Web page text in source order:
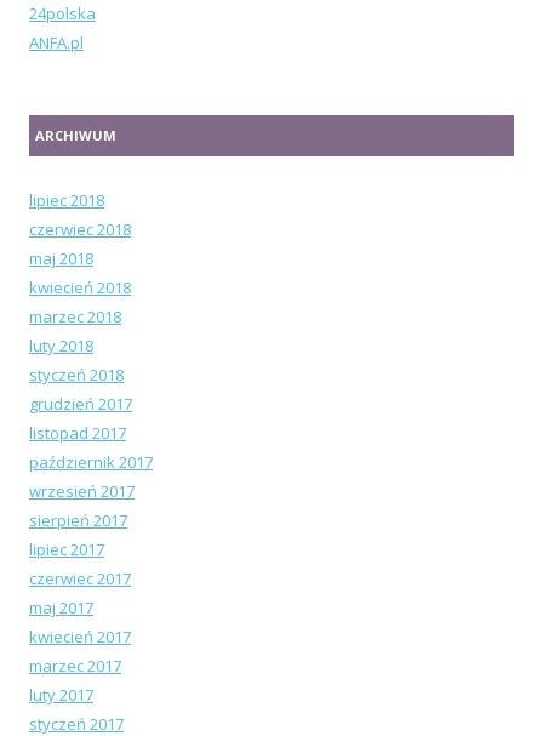
24polska
ANFA.pl
ARCHIWUM
lipiec 2018
czerwiec 2018
maj 2018
kwiecień 2018
marzec 2018
luty 2018
styczeń 2018
grudzień 2017
listopad 2017
październik 2017
wrzesień 2017
sierpień 2017
lipiec 2017
czerwiec 2017
maj 2017
kwiecień 2017
marzec 2017
luty 2017
styczeń 2017